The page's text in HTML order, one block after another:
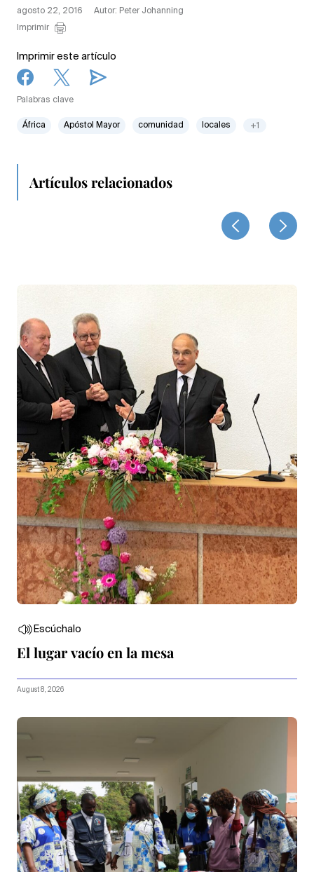
agosto 22, 2016
Autor: Peter Johanning
Imprimir
Imprimir este artículo
Palabras clave
África Apóstol Mayor comunidad locales +1
Artículos relacionados
Escúchalo
El lugar vacío en la mesa
August 8, 2026